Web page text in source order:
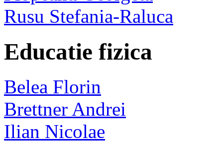
Rusu Stefania-Raluca
Educatie fizica
Belea Florin
Brettner Andrei
Ilian Nicolae